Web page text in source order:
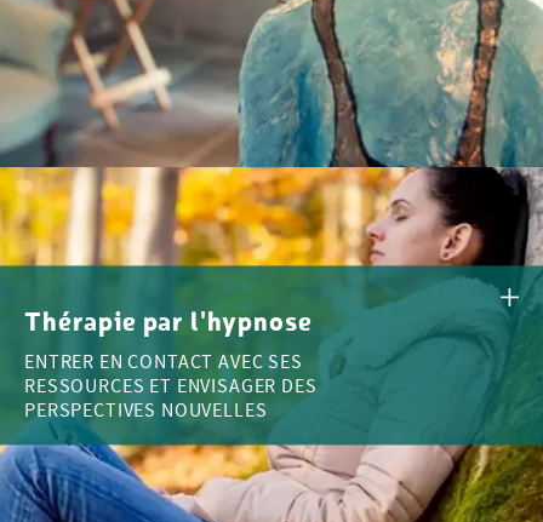
Thérapie par l'hypnose
ENTRER EN CONTACT AVEC SES
RESSOURCES ET ENVISAGER DES
PERSPECTIVES NOUVELLES